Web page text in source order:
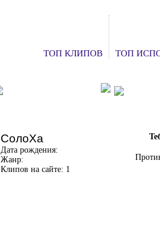
ТОП КЛИПОВ ТОП
СолоХа
Дата рождения:
Жанр:
Клипов на сайте: 1